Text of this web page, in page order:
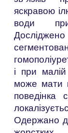
яскравою
води
і при малій
може мати
поведінка
Одержано